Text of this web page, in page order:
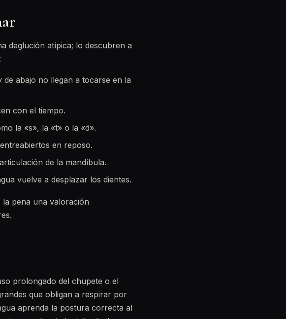
deglución atípica; lo descubren a
abajo no llegan a tocarse en la
con el tiempo.
la «s», la «t» o la «d».
en reposo.
de la mandíbula.
vuelve a desplazar los dientes.
la pena una valoración
prolongado del chupete o el
que obligan a respirar por
aprenda la postura correcta al